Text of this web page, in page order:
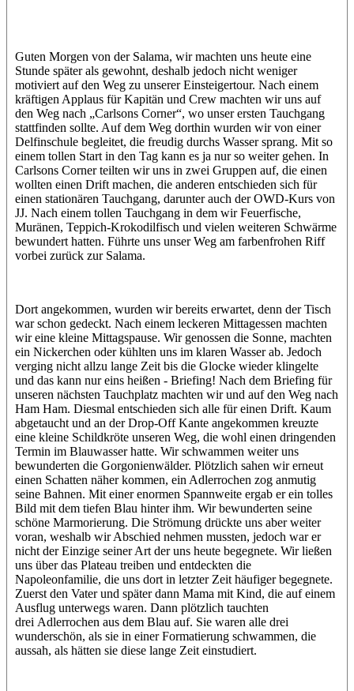
Guten Morgen von der Salama, wir machten uns heute eine
Stunde später als gewohnt, deshalb jedoch nicht weniger
motiviert auf den Weg zu unserer Einsteigertour. Nach einem
kräftigen Applaus für Kapitän und Crew machten wir uns auf
den Weg nach „Carlsons Corner“, wo unser ersten Tauchgang
stattfinden sollte. Auf dem Weg dorthin wurden wir von einer
Delfinschule begleitet, die freudig durchs Wasser sprang. Mit so
einem tollen Start in den Tag kann es ja nur so weiter gehen. In
Carlsons Corner teilten wir uns in zwei Gruppen auf, die einen
wollten einen Drift machen, die anderen entschieden sich für
einen stationären Tauchgang, darunter auch der OWD-Kurs von
JJ. Nach einem tollen Tauchgang in dem wir Feuerfische,
Muränen, Teppich-Krokodilfisch und vielen weiteren Schwärme
bewundert hatten. Führte uns unser Weg am farbenfrohen Riff
vorbei zurück zur Salama.
Dort angekommen, wurden wir bereits erwartet, denn der Tisch
war schon gedeckt. Nach einem leckeren Mittagessen machten
wir eine kleine Mittagspause. Wir genossen die Sonne, machten
ein Nickerchen oder kühlten uns im klaren Wasser ab. Jedoch
verging nicht allzu lange Zeit bis die Glocke wieder klingelte
und das kann nur eins heißen - Briefing! Nach dem Briefing für
unseren nächsten Tauchplatz machten wir und auf den Weg nach
Ham Ham. Diesmal entschieden sich alle für einen Drift. Kaum
abgetaucht und an der Drop-Off Kante angekommen kreuzte
eine kleine Schildkröte unseren Weg, die wohl einen dringenden
Termin im Blauwasser hatte. Wir schwammen weiter uns
bewunderten die Gorgonienwälder. Plötzlich sahen wir erneut
einen Schatten näher kommen, ein Adlerrochen zog anmutig
seine Bahnen. Mit einer enormen Spannweite ergab er ein tolles
Bild mit dem tiefen Blau hinter ihm. Wir bewunderten seine
schöne Marmorierung. Die Strömung drückte uns aber weiter
voran, weshalb wir Abschied nehmen mussten, jedoch war er
nicht der Einzige seiner Art der uns heute begegnete. Wir ließen
uns über das Plateau treiben und entdeckten die
Napoleonfamilie, die uns dort in letzter Zeit häufiger begegnete.
Zuerst den Vater und später dann Mama mit Kind, die auf einem
Ausflug unterwegs waren. Dann plötzlich tauchten
drei Adlerrochen aus dem Blau auf. Sie waren alle drei
wunderschön, als sie in einer Formatierung schwammen, die
aussah, als hätten sie diese lange Zeit einstudiert.